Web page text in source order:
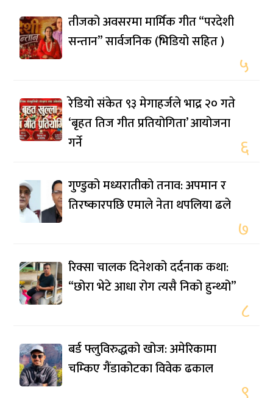
तीजको अवसरमा मार्मिक गीत “परदेशी
सन्तान” सार्वजनिक (भिडियो सहित )
५
रेडियो संकेत ९३ मेगाहर्जले भाद्र २० गते
‘बृहत तिज गीत प्रतियोगिता’ आयोजना
गर्ने
६
गुण्डुको मध्यरातीको तनाव: अपमान र
तिरष्कारपछि एमाले नेता थपलिया ढले
७
रिक्सा चालक दिनेशको दर्दनाक कथा:
“छोरा भेटे आधा रोग त्यसै निको हुन्थ्यो”
८
बर्ड फ्लुविरुद्धको खोज: अमेरिकामा
चम्किए गैंडाकोटका विवेक ढकाल